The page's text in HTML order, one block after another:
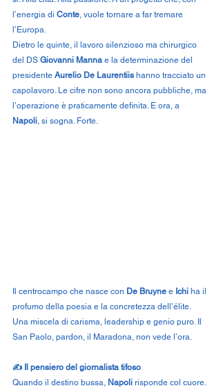
l’energia di Conte , vuole tornare a far tremare
l’Europa.
Dietro le quinte, il lavoro silenzioso ma chirurgico
del DS Giovanni Manna e la determinazione del
presidente Aurelio De Laurentiis hanno tracciato un
capolavoro. Le cifre non sono ancora pubbliche, ma
l’operazione è praticamente definita. E ora, a
Napoli , si sogna. Forte.
Il centrocampo che nasce con De Bruyne e Ichi ha il
profumo della poesia e la concretezza dell’élite.
Una miscela di carisma, leadership e genio puro. Il
San Paolo, pardon, il Maradona, non vede l’ora.
✍️ Il pensiero del giornalista tifoso
Quando il destino bussa, Napoli risponde col cuore.